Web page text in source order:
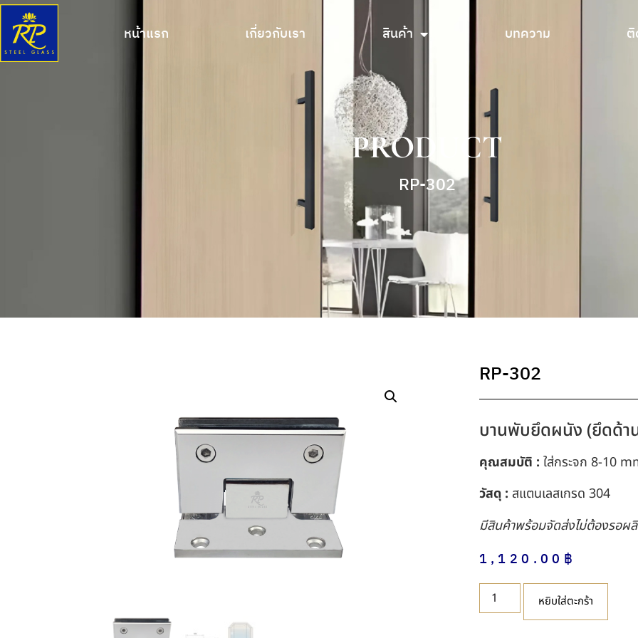
หน้าแรก เกี่ยวกับเรา สินค้า บทความ
หน้าแรก เกี่ยวกับเรา สินค้า บทความ
PRODUCT
RP-302
RP-302
บานพับยึดผนัง (ยึดด้า
คุณสมบัติ : ใส่กระจก 8-10
วัสดุ : สแตนเลสเกรด 304
มีสินค้าพร้อมจัดส่งไม่ต้องรอผ
1,120.00 ฿
หยิบใส่ตะกร้า